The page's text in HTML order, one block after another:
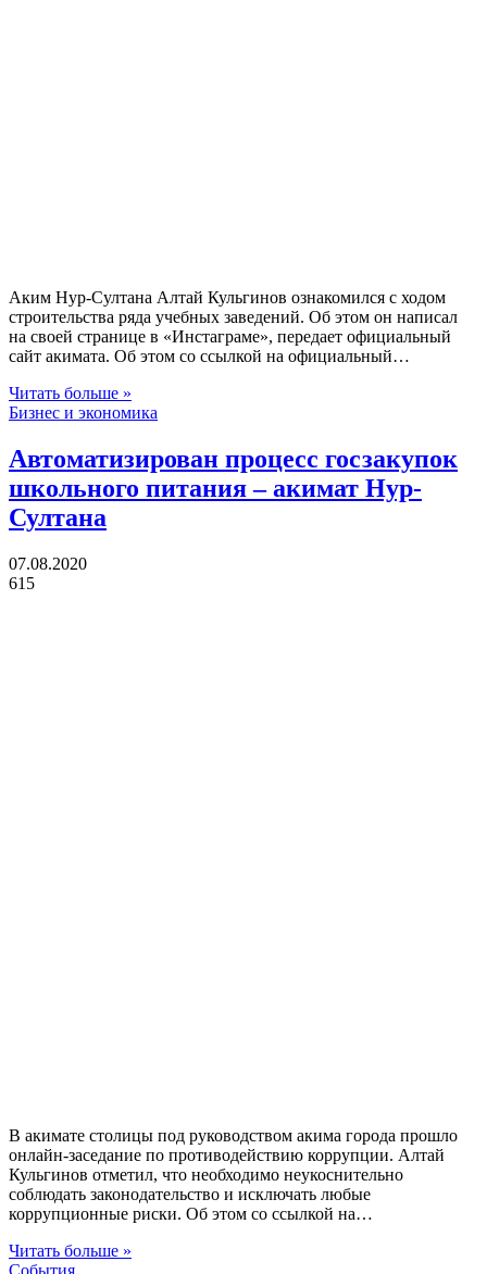
Аким Нур-Султана Алтай Кульгинов ознакомился с ходом
строительства ряда учебных заведений. Об этом он написал
на своей странице в «Инстаграме», передает официальный
сайт акимата. Об этом со ссылкой на официальный…
Читать больше »
Бизнес и экономика
Автоматизирован процесс госзакупок
школьного питания – акимат Нур-
Султана
07.08.2020
615
В акимате столицы под руководством акима города прошло
онлайн-заседание по противодействию коррупции. Алтай
Кульгинов отметил, что необходимо неукоснительно
соблюдать законодательство и исключать любые
коррупционные риски. Об этом со ссылкой на…
Читать больше »